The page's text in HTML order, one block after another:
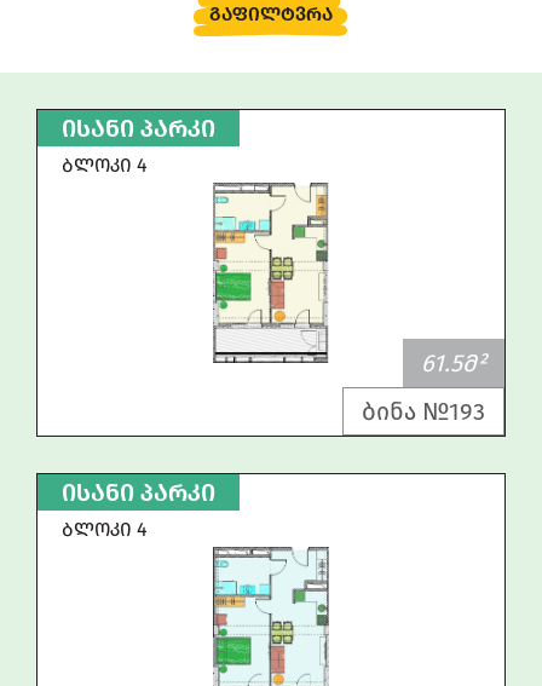
ᲒᲐᲤᲘᲚᲢᲕᲠᲐ
ᲘᲡᲐᲜᲘ ᲞᲐᲠᲙᲘ
ᲑᲚᲝᲙᲘ 4
61.5Მ²
ბინა №193
ᲘᲡᲐᲜᲘ ᲞᲐᲠᲙᲘ
ᲑᲚᲝᲙᲘ 4